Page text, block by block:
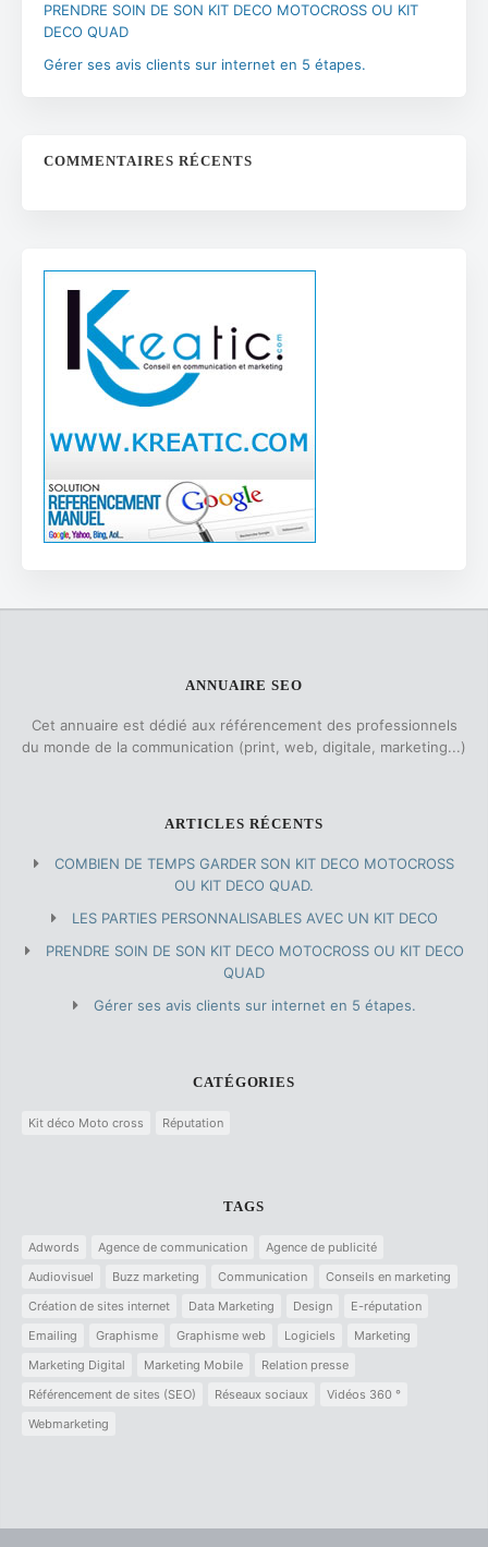
PRENDRE SOIN DE SON KIT DECO MOTOCROSS OU KIT
DECO QUAD
Gérer ses avis clients sur internet en 5 étapes.
COMMENTAIRES RÉCENTS
ANNUAIRE SEO
Cet annuaire est dédié aux référencement des professionnels
du monde de la communication (print, web, digitale, marketing...)
ARTICLES RÉCENTS
COMBIEN DE TEMPS GARDER SON KIT DECO MOTOCROSS
OU KIT DECO QUAD.
LES PARTIES PERSONNALISABLES AVEC UN KIT DECO
PRENDRE SOIN DE SON KIT DECO MOTOCROSS OU KIT DECO
QUAD
Gérer ses avis clients sur internet en 5 étapes.
CATÉGORIES
Kit déco Moto cross Réputation
TAGS
Adwords Agence de communication
Agence de publicité
Audiovisuel
Buzz marketing Communication
Conseils en marketing
Création de sites internet
Data Marketing Design
E-réputation
Emailing
Graphisme Graphisme web Logiciels
Marketing
Marketing Digital
Marketing Mobile
Relation presse
Référencement de sites (SEO)
Réseaux sociaux
Vidéos 360 °
Webmarketing